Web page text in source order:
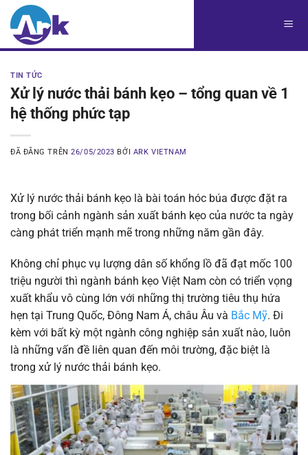
Chuyển
đến
TIN TỨC
Xử lý nước thải bánh kẹo – tổng quan về 1
hệ thống phức tạp
ĐÃ ĐĂNG TRÊN26/05/2023 BỞI ARK VIETNAM
Xử lý nước thải bánh kẹo là bài toán hóc búa được đặt ra
trong bối cảnh ngành sản xuất bánh kẹo của nước ta ngày
càng phát triển mạnh mẽ trong những năm gần đây.
Không chỉ phục vụ lượng dân số khổng lồ đã đạt mốc 100
triệu người thì ngành bánh kẹo Việt Nam còn có triển vọng
xuất khẩu vô cùng lớn với những thị trường tiêu thụ hứa
hẹn tại Trung Quốc, Đông Nam Á, châu Âu và Bắc Mỹ. Đi
kèm với bất kỳ một ngành công nghiệp sản xuất nào, luôn
là những vấn đề liên quan đến môi trường, đặc biệt là
trong xử lý nước thải bánh kẹo.